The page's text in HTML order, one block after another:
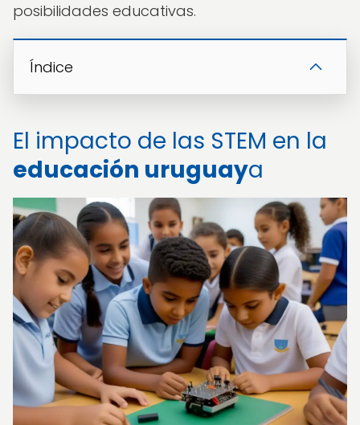
posibilidades educativas.
Índice
El impacto de las STEM en la
educación uruguaya